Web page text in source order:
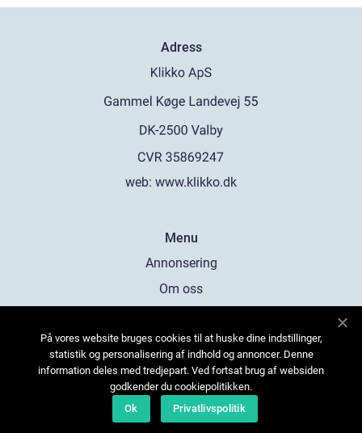
Adress
web: www.klikko.dk
Menu
Annonsering
Om oss
Kontakta oss
Sitemap
På vores website bruges cookies til at huske dine indstillinger,
statistik og personalisering af indhold og annoncer. Denne
information deles med tredjepart. Ved fortsat brug af websiden
godkender du cookiepolitikken.
Ok
Privatlivspolitik